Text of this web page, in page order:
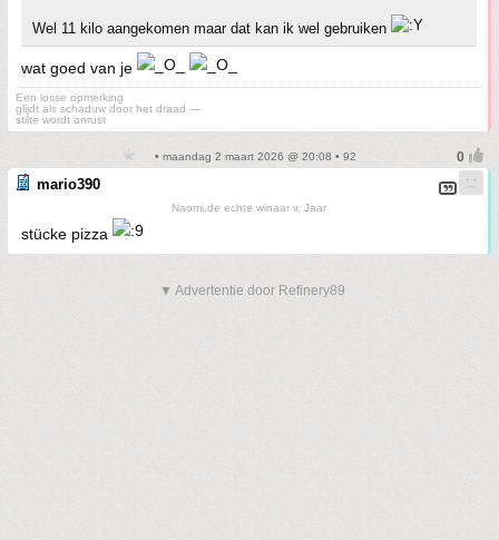
Wel 11 kilo aangekomen maar dat kan ik wel gebruiken
wat goed van je
Een losse opmerking
glijdt als schaduw door het draad —
stilte wordt onrust
• maandag 2 maart 2026 @ 20:08 • 92
mario390
Naomi,de echte winaar v. Jaar
stücke pizza
▼ Advertentie door Refinery89